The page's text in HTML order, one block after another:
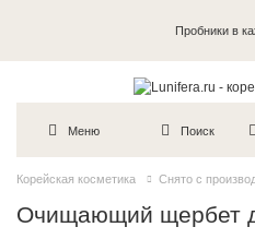
Пробники в
Меню Поиск
Корейская косметика Снято с
Очищающий щербет